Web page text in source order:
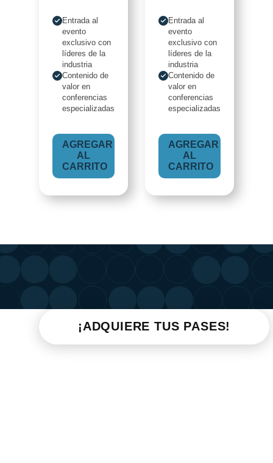
Entrada al
evento
exclusivo con
líderes de la
industria
Contenido de
valor en
conferencias
especializadas
AGREGAR
AL
CARRITO
Entrada al
evento
exclusivo con
líderes de la
industria
Contenido de
valor en
conferencias
especializadas
AGREGAR
AL
CARRITO
¡ADQUIERE TUS PASES!